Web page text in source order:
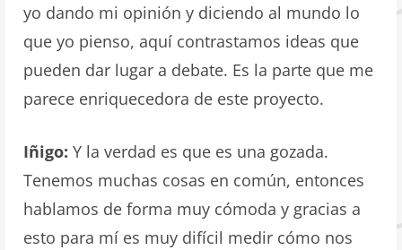
yo dando mi opinión y diciendo al mundo lo
que yo pienso, aquí contrastamos ideas que
pueden dar lugar a debate. Es la parte que me
parece enriquecedora de este proyecto.
Iñigo:Y la verdad es que es una gozada.
Tenemos muchas cosas en común, entonces
hablamos de forma muy cómoda y gracias a
esto para mí es muy difícil medir cómo nos